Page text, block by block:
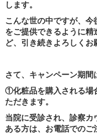
します。
こんな世の中ですが、
をご提供できるように精
ど、引き続きよろしくお
さて、キャンペーン期間
①化粧品を購入される場
ただきます。
当院に受診され、診察
ある方は、お電話での